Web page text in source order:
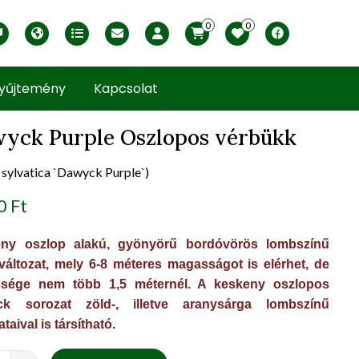
version
Télállósági zónák
Nyomtatható ABC árjegyzék
Profilom
0 0
Facebook
Kapcsolat
view
Purple Oszlopos vérbükk
sylvatica `Dawyck Purple`)
Ft
oszlop alakú, gyönyörű bordóvörös lombszínű
mely 6-8 méteres magasságot is elérhet, de
nem több 1,5 méternél. A keskeny oszlopos
sorozat zöld-, illetve aranysárga lombszínű
is társítható.